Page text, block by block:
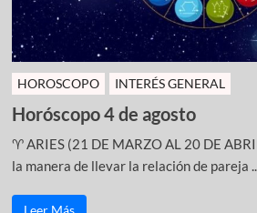
HOROSCOPO INTERÉS GENERAL
Horóscopo 4 de agosto
♈ ARIES (21 DE MARZO AL 20 DE
la manera de llevar la relación de pareja